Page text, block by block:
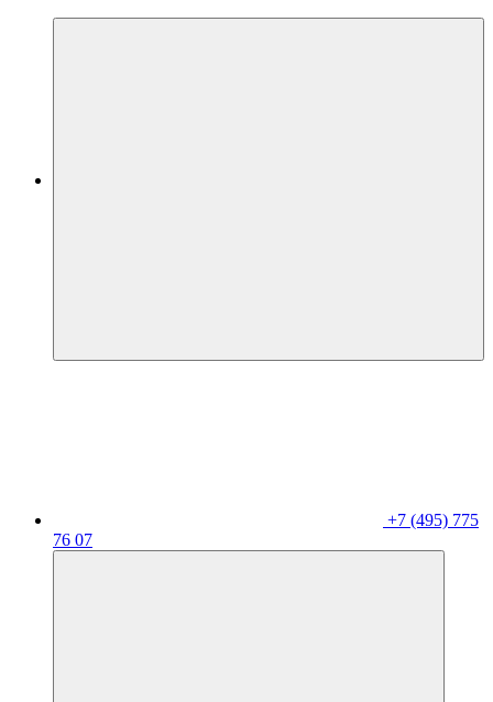
+7 (495) 775
76 07